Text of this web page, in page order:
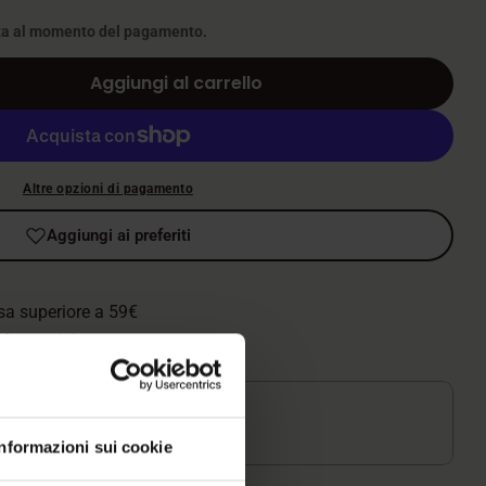
sui cookie
al momento del pagamento.
per Royal Canin - Veterinary Diet Canine -
per Royal Canin - Veterinary Diet
Aggiungi al carrello
Altre opzioni di pagamento
Aggiungi ai preferiti
superiore a 59€
lavorativi